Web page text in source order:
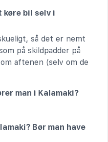
køre bil selv i
så det er nemt
på skildpadder på
aftenen (selv om de
man i Kalamaki?
Bør man have